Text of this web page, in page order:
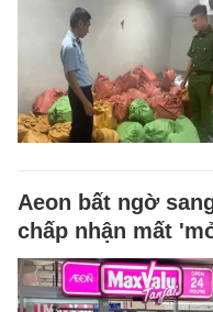
Aeon bất ngờ
chấp nhận mất